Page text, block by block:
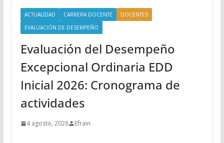
ACTUALIDAD CARRERA DOCENTE
DOCENTES
EVALUACIÓN DE DESEMPEÑO
Evaluación del Desempeño
Excepcional Ordinaria EDD
Inicial 2026: Cronograma de
actividades
4 agosto, 2026 Efrain